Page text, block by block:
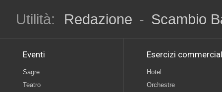
Utilità:
Redazione - Scambio
Eventi
Sagre
Teatro
Esercizi
Hotel
Orchestre